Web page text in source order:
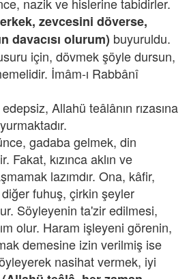
zevcesini döverse,
davacısı olurum) buyuruldu.
için, dövmek şöyle dursun,
İmâm-ı Rabbânî
Allahü teâlânın rızasına
gadaba gelmek, din
Fakat, kızınca aklın ve
lazımdır. Ona, kâfir,
fuhuş, çirkin şeyler
Söyleyenin ta'zir edilmesi,
olur. Haram işleyeni görenin,
demesine izin verilmiş ise
nasihat vermek, iyi